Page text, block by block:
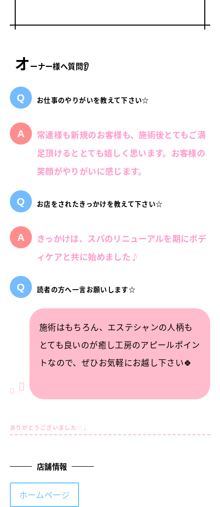
オーナー様へ質問👂
お仕事のやりがいを教えて下さい☆
常連様も新規のお客様も、施術後とてもご満
足頂けるととても嬉しく思います。お客様の
笑顔がやりがいに感じます。
お店をされたきっかけを教えて下さい☆
きっかけは、スパのリニューアルを期にボデ
ィケアと共に始めました♪
読者の方へ一言お願いします☆
施術はもちろん、エステシャンの人柄も
とても良いのが癒し工房のアピールポイン
トなので、ぜひお気軽にお越し下さい🍀
ありがとうございました☁️♩
店舗情報
ホームページ